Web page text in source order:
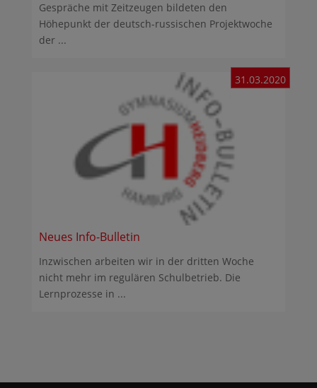
Gespräche mit Zeitzeugen bildeten den
Höhepunkt der deutsch-russischen Projektwoche
der ...
Neues Info-Bulletin
31.03.2020
Inzwischen arbeiten wir in der dritten Woche
nicht mehr im regulären Schulbetrieb. Die
Lernprozesse in ...